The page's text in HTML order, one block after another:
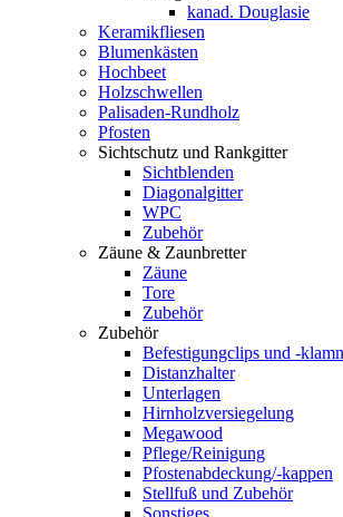
kanad. Douglasie
Keramikfliesen
Blumenkästen
Hochbeet
Holzschwellen
Palisaden-Rundholz
Pfosten
Sichtschutz und Rankgitter
Sichtblenden
Diagonalgitter
WPC
Zubehör
Zäune & Zaunbretter
Zäune
Tore
Zubehör
Zubehör
Befestigungclips und -
Distanzhalter
Unterlagen
Hirnholzversiegelung
Megawood
Pflege/Reinigung
Pfostenabdeckung/-kappen
Stellfuß und Zubehör
Sonstiges